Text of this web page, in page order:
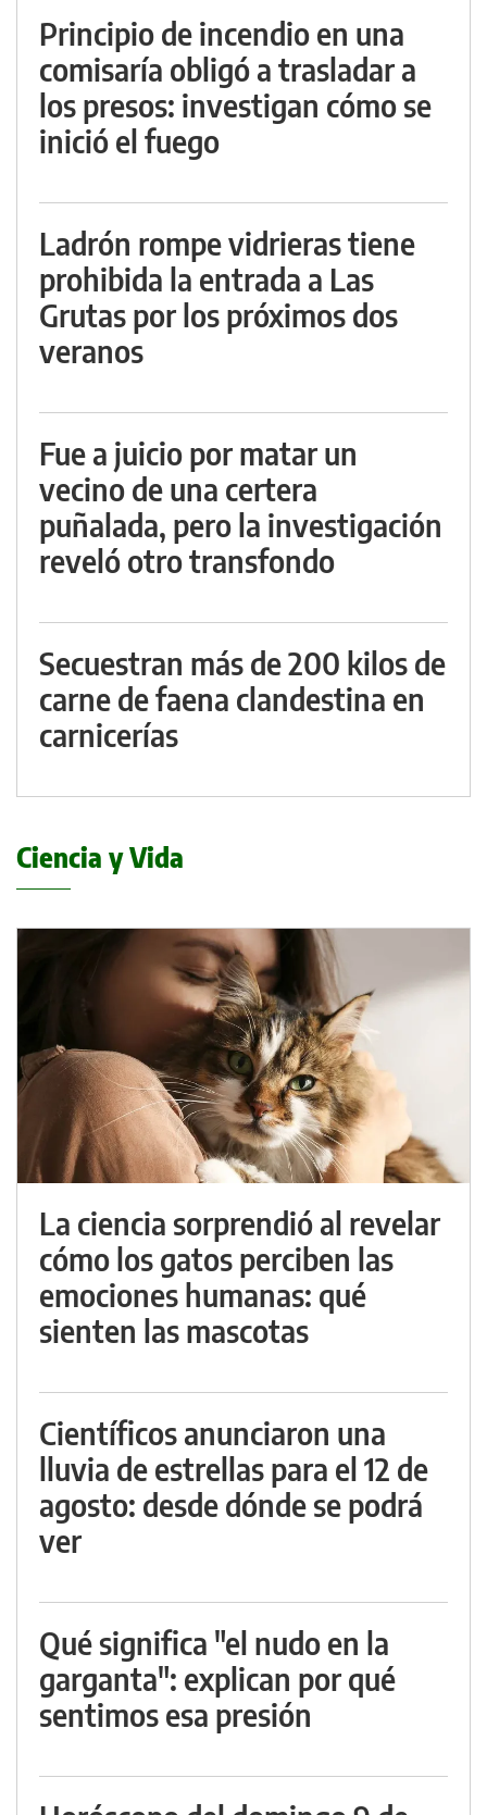
Principio de incendio en una
comisaría obligó a trasladar a
los presos: investigan cómo se
inició el fuego
Ladrón rompe vidrieras tiene
prohibida la entrada a Las
Grutas por los próximos dos
veranos
Fue a juicio por matar un
vecino de una certera
puñalada, pero la investigación
reveló otro transfondo
Secuestran más de 200 kilos de
carne de faena clandestina en
carnicerías
Ciencia y Vida
La ciencia sorprendió al revelar
cómo los gatos perciben las
emociones humanas: qué
sienten las mascotas
Científicos anunciaron una
lluvia de estrellas para el 12 de
agosto: desde dónde se podrá
ver
Qué significa "el nudo en la
garganta": explican por qué
sentimos esa presión